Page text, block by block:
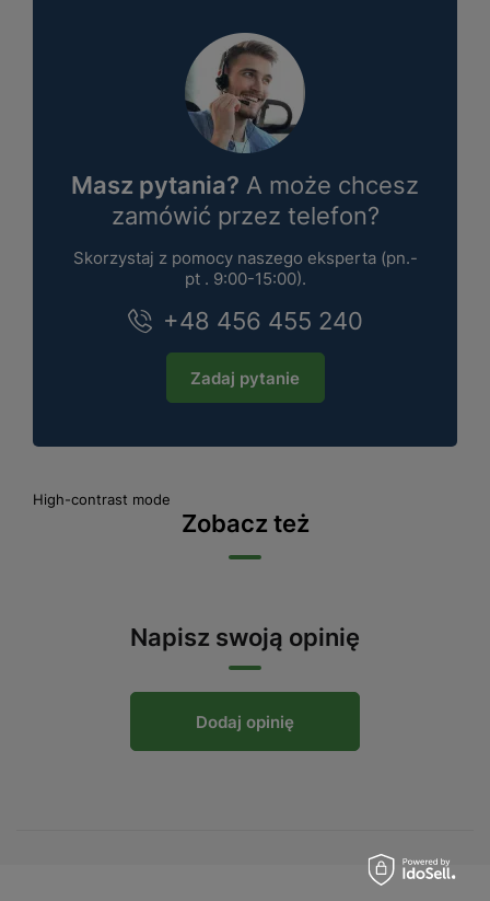
Masz pytania? A może chcesz
zamówić przez telefon?
Skorzystaj z pomocy naszego eksperta (pn.-
pt . 9:00-15:00).
+48 456 455 240
Zadaj pytanie
High-contrast mode
Zobacz też
Napisz swoją opinię
Dodaj opinię